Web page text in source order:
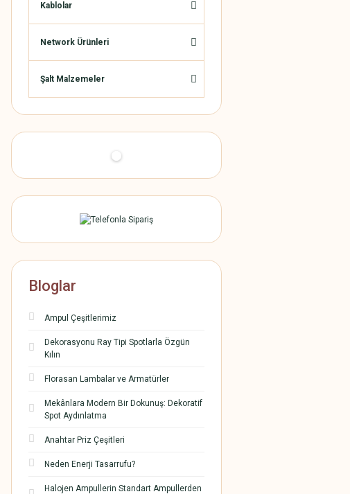
Kablolar
Network Ürünleri
Şalt Malzemeler
Bloglar
Ampul Çeşitlerimiz
Dekorasyonu Ray Tipi Spotlarla Özgün
Kılın
Florasan Lambalar ve Armatürler
Mekânlara Modern Bir Dokunuş: Dekoratif
Spot Aydınlatma
Anahtar Priz Çeşitleri
Neden Enerji Tasarrufu?
Halojen Ampullerin Standart Ampullerden